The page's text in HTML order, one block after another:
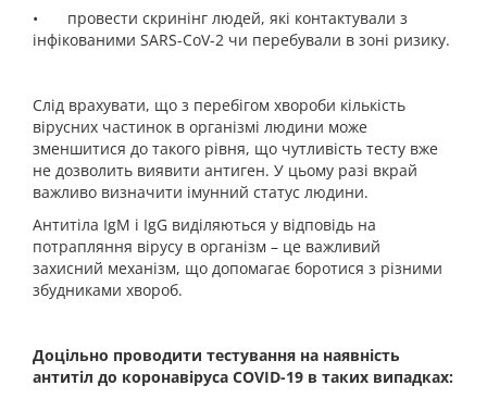
•
провести скринінг людей, які контактували з
інфікованими SARS-CoV-2 чи перебували в зоні ризику.
Слід врахувати, що з перебігом хвороби кількість
вірусних частинок в організмі людини може
зменшитися до такого рівня, що чутливість тесту вже
не дозволить виявити антиген. У цьому разі вкрай
важливо визначити імунний статус людини.
Антитіла IgM і IgG виділяються у відповідь на
потрапляння вірусу в організм – це важливий
захисний механізм, що допомагає боротися з різними
збудниками хвороб.
Доцільно проводити тестування на наявність
антитіл до коронавіруса COVID-19 в таких випадках: